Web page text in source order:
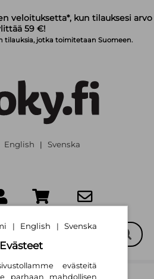
veloituksetta*, kun tilauksesi arvo
59 €!
tilauksia, jotka toimitetaan Suomeen.
English | Svenska
| English | Svenska
Evästeet
evästeitä
parhaan mahdollisen